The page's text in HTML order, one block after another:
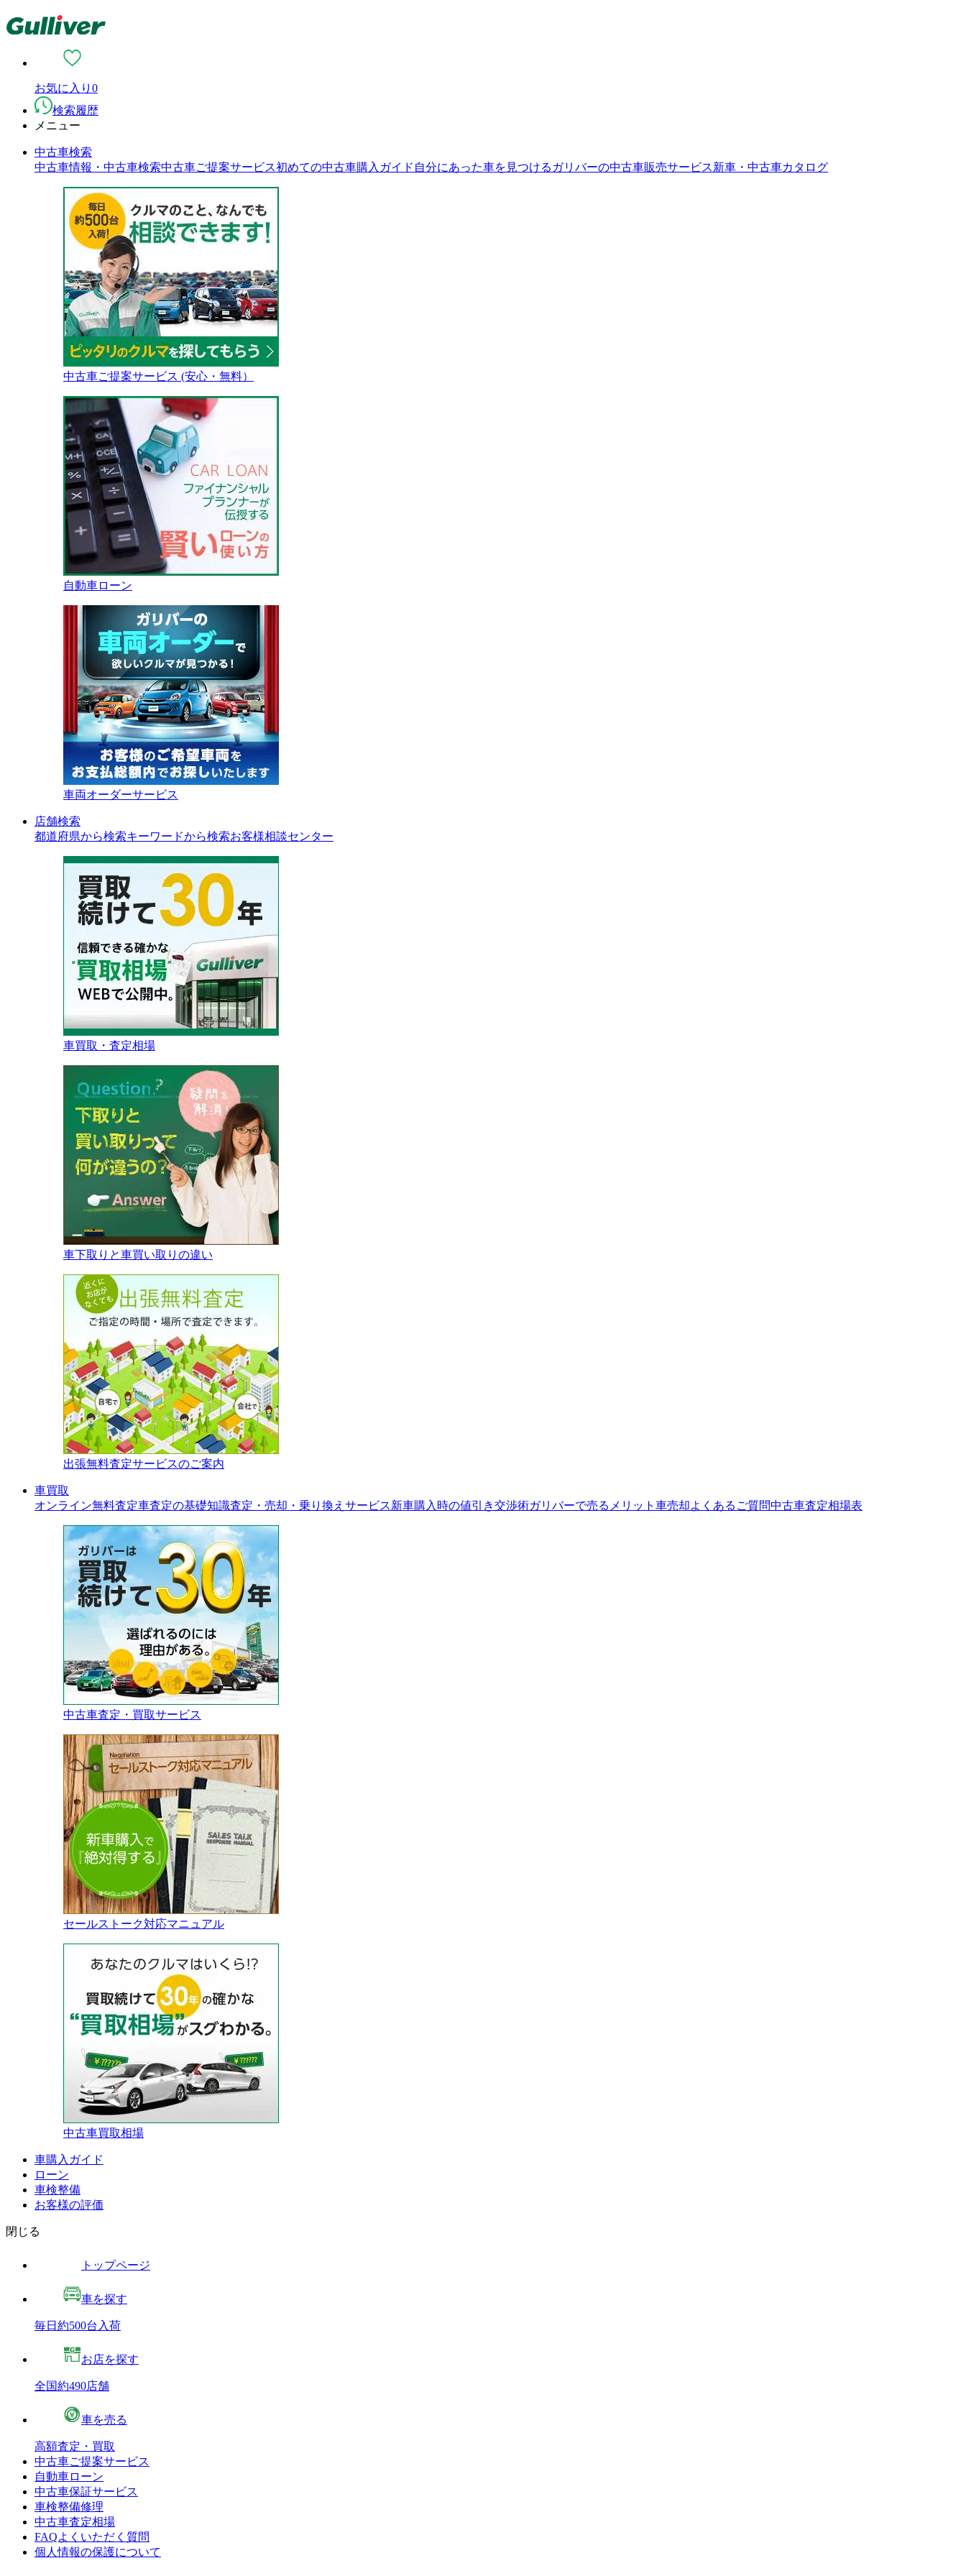
お気に入り 0
検索履歴
メニュー
中古車検索
中古車情報・中古車検索中古車ご提案サービス初めての中古車購入ガイド 自分にあった車を見つける ガリバーの中古車販売サービス新車・中古車カタログ
中古車ご提案サービス (安心・無料）
自動車ローン
車両オーダーサービス
店舗検索
都道府県から検索キーワードから検索お客様相談センター
車買取・査定相場
車下取りと車買い取りの違い
出張無料査定サービスのご案内
車買取
オンライン無料査定車査定の基礎知識査定・売却・乗り換えサービス新車購入時の値引き交渉術ガリバーで売るメリット 車売却よくあるご質問中古車査定相場表
中古車査定・買取サービス
セールストーク対応マニュアル
中古車買取相場
車購入ガイド
ローン
車検整備
お客様の評価
閉じる
トップページ
車を探す
毎日約500台入荷
お店を探す
全国約490店舗
車を売る
高額査定・買取
中古車ご提案サービス
自動車ローン
中古車保証サービス
車検整備修理
中古車査定相場
FAQよくいただく質問
個人情報の保護について